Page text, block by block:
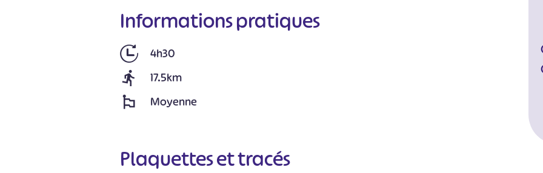
Informations pratiques
4h30
17.5km
Moyenne
Plaquettes et tracés